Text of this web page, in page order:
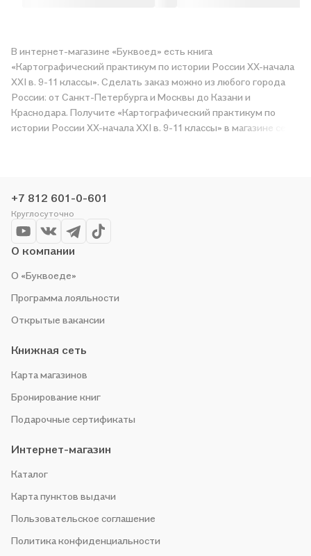
В интернет-магазине «Буквоед» есть книга
«Картографический практикум по истории России ХX-начала
XXI в. 9-11 классы». Сделать заказ можно из любого города
России: от Санкт-Петербурга и Москвы до Казани и
Краснодара. Получите «Картографический практикум по
истории России ХX-начала XXI в. 9-11 классы» в магазине сети
выгоду!
+7 812 601-0-601
Круглосуточно
О компании
О «Буквоеде»
Программа лояльности
Открытые вакансии
Книжная сеть
Карта магазинов
Бронирование книг
Подарочные сертификаты
Интернет-магазин
Каталог
Карта пунктов выдачи
Пользовательское соглашение
Политика конфиденциальности